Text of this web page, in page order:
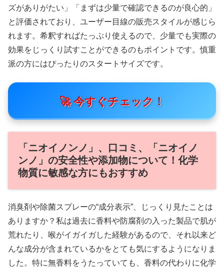
ズがありがたい」「まずは少量で確認できるのが良心的」
と評価されており、ユーザー目線の販売スタイルが感じら
れます。希釈すればたっぷり使えるので、少量でも実際の
効果をじっくり試すことができるのもポイントです。慎重
派の方にはぴったりのスタートサイズです。
🚀 今すぐチェック！
「ニオイノンノ」、口コミ、「ニオイノ
ンノ」の安全性や添加物について！化学
物質に敏感な方にもおすすめ
消臭剤や除菌スプレーの“成分表示”、じっくり見たことは
ありますか？私は過去に香料や防腐剤の入った製品で肌が
荒れたり、喉がイガイガした経験があるので、それ以来ど
んな成分が含まれているかをとても気にするようになりま
した。特に無香料をうたっていても、香料の代わりに化学